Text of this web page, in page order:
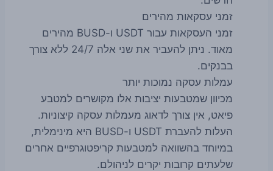
זמני עסקאות מהירים
זמני העסקאות עבור USDT ו-BUSD מהירים
מאוד. ניתן להעביר את שני אלה 24/7 ללא צורך
בבנקים.
עמלות עסקה נמוכות יותר
מכיוון שמטבעות יציבות אלו מקושרים למטבע
פיאט, אין צורך לדאוג מעמלות עסקה קיצוניות.
העלות להעברת USDT ו-BUSD היא מינימלית,
במיוחד בהשוואה למטבעות קריפטוגרפיים אחרים
שלעתים קרובות יקרים לניהולם.